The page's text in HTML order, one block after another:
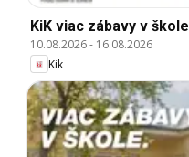
KiK viac zábavy v škole
10.08.2026- 16.08.2026
Kik